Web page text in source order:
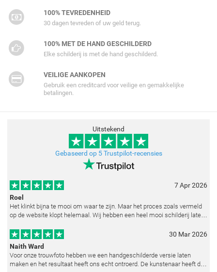
100% TEVREDENHEID
30 dagen tevreden of uw geld terug.
100% MET DE HAND GESCHILDERD
Elke schilderij is met de hand geschilderd.
VEILIGE AANKOPEN
Gebruik een creditcard voor veilige en gemakkelijke
betalingen.
Uitstekend
Gebaseerd op 5 Trustpilot-recensies
7 Apr 2026
Roel
Het klinkt bijna te mooi om waar te zijn. Maar het proces zoals vermeld
op de website klopt helemaal. Wij hebben een heel mooi schilderij laten
30 Mar 2026
Naith Ward
Voor onze trouwfoto hebben we een handgeschilderde versie laten
maken en het resultaat heeft ons echt ontroerd. De kunstenaar heeft de